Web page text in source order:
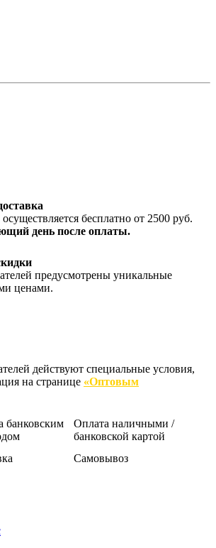
бесплатно от 2500 руб.
день после оплаты.
предусмотрены уникальные
ценами.
действуют специальные условия,
на странице «Оптовым
банковским
Оплата наличными /
банковской картой
Самовывоз